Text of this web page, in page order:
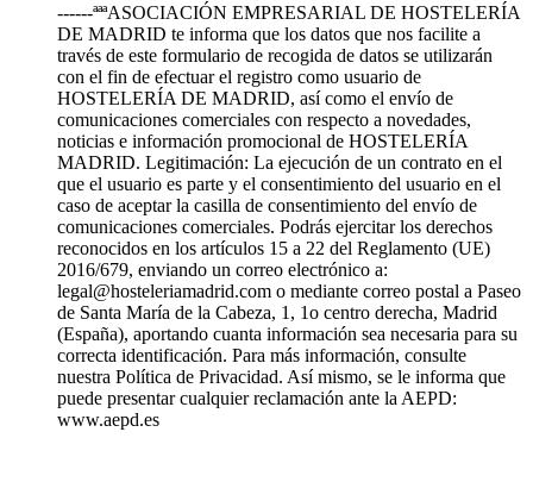
------ªªªASOCIACIÓN EMPRESARIAL DE HOSTELERÍA
DE MADRID te informa que los datos que nos facilite a
través de este formulario de recogida de datos se utilizarán
con el fin de efectuar el registro como usuario de
HOSTELERÍA DE MADRID, así como el envío de
comunicaciones comerciales con respecto a novedades,
noticias e información promocional de HOSTELERÍA
MADRID. Legitimación: La ejecución de un contrato en el
que el usuario es parte y el consentimiento del usuario en el
caso de aceptar la casilla de consentimiento del envío de
comunicaciones comerciales. Podrás ejercitar los derechos
reconocidos en los artículos 15 a 22 del Reglamento (UE)
2016/679, enviando un correo electrónico a:
legal@hosteleriamadrid.com o mediante correo postal a Paseo
de Santa María de la Cabeza, 1, 1o centro derecha, Madrid
(España), aportando cuanta información sea necesaria para su
correcta identificación. Para más información, consulte
nuestra Política de Privacidad. Así mismo, se le informa que
puede presentar cualquier reclamación ante la AEPD:
www.aepd.es